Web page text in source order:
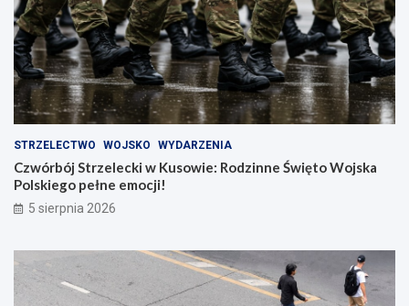
STRZELECTWO WOJSKO WYDARZENIA
Czwórbój Strzelecki w Kusowie: Rodzinne Święto Wojska
Polskiego pełne emocji!
5 sierpnia 2026